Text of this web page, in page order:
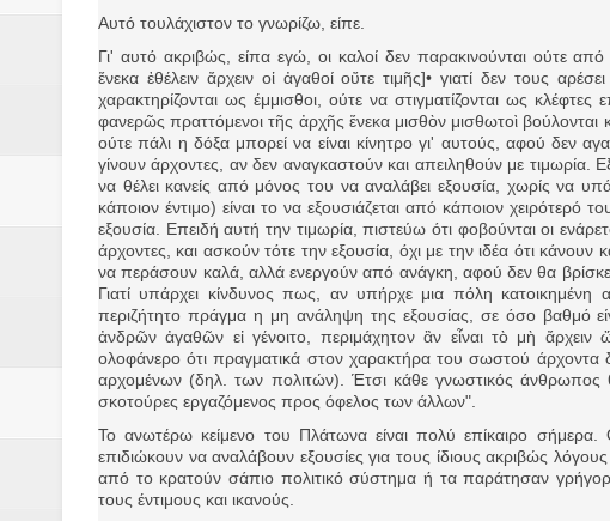
Νεομοναστηριώτικα ...Λαϊκή Μαντεία
Βίντεο του Εφηβικού τμήματος του
Αυτό τουλάχιστον το γνωρίζω, είπε.
Γι' αυτό ακριβώς, είπα εγώ, οι καλοί δεν παρακινούνται ούτε
ἕνεκα ἐθέλειν ἄρχειν οἱ ἀγαθοί οὔτε τιμῆς]• γιατί δεν τους
χαρακτηρίζονται ως έμμισθοι, ούτε να στιγματίζονται ως
φανερῶς πραττόμενοι τῆς ἀρχῆς ἕνεκα μισθὸν μισθωτοὶ βούλονται
ούτε πάλι η δόξα μπορεί να είναι κίνητρο γι' αυτούς, αφού δεν
γίνουν άρχοντες, αν δεν αναγκαστούν και απειληθούν με τιμωρία.
να θέλει κανείς από μόνος του να αναλάβει εξουσία, χωρίς να
κάποιον έντιμο) είναι το να εξουσιάζεται από κάποιον
εξουσία. Επειδή αυτή την τιμωρία, πιστεύω ότι φοβούνται οι
άρχοντες, και ασκούν τότε την εξουσία, όχι με την ιδέα ότι
να περάσουν καλά, αλλά ενεργούν από ανάγκη, αφού δεν θα
Γιατί υπάρχει κίνδυνος πως, αν υπήρχε μια πόλη
περιζήτητο πράγμα η μη ανάληψη της εξουσίας, σε όσο βαθμό
ἀνδρῶν ἀγαθῶν εἰ γένοιτο, περιμάχητον ἂν εἶναι τὸ μὴ
ολοφάνερο ότι πραγματικά στον χαρακτήρα του σωστού άρχοντα
αρχομένων (δηλ. των πολιτών). Έτσι κάθε γνωστικός άνθρωπος
σκοτούρες εργαζόμενος προς όφελος των άλλων".
Το ανωτέρω κείμενο του Πλάτωνα είναι πολύ επίκαιρο σήμερα.
επιδιώκουν να αναλάβουν εξουσίες για τους ίδιους ακριβώς
από το κρατούν σάπιο πολιτικό σύστημα ή τα παράτησαν
τους έντιμους και ικανούς.